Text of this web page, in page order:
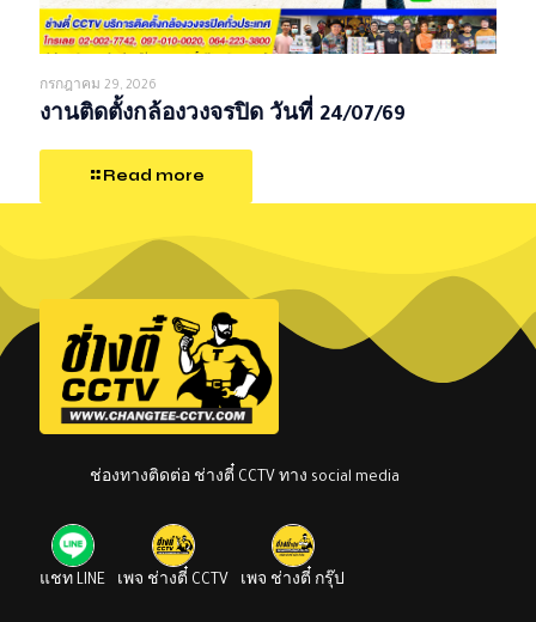
กรกฎาคม 29, 2026
งานติดตั้งกล้องวงจรปิด วันที่ 24/07/69
Read more
ช่องทางติดต่อ ช่างตี๋ CCTV ทาง social media
แชท LINE เพจ ช่างตี๋ CCTV เพจ ช่างตี๋ กรุ๊ป